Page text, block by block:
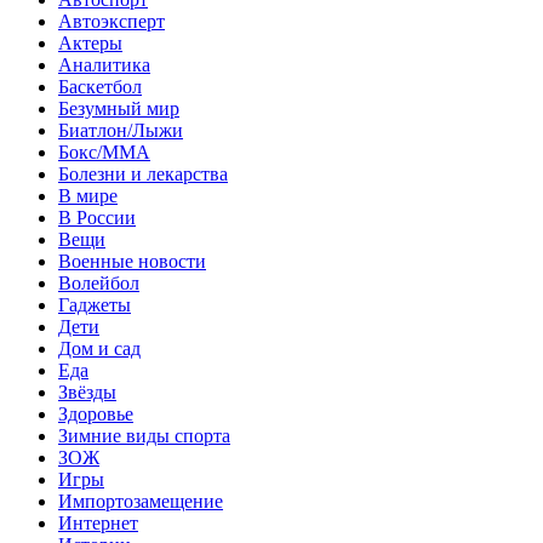
Автоэксперт
Актеры
Аналитика
Баскетбол
Безумный мир
Биатлон/Лыжи
Бокс/MMA
Болезни и лекарства
В мире
В России
Вещи
Военные новости
Волейбол
Гаджеты
Дети
Дом и сад
Еда
Звёзды
Здоровье
Зимние виды спорта
ЗОЖ
Игры
Импортозамещение
Интернет